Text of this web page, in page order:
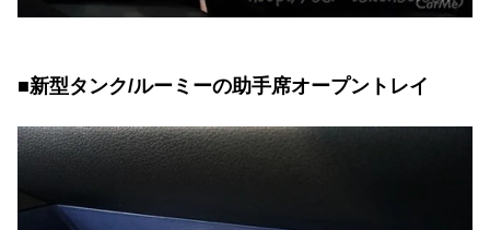
■新型タンク/ルーミーの助手席オープントレイ